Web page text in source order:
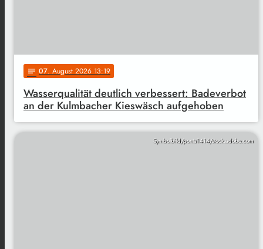
notes 07. August 2026 13:19
Wasserqualität deutlich verbessert: Badeverbot
an der Kulmbacher Kieswäsch aufgehoben
Symbolbild/ponta1414/stock.adobe.com